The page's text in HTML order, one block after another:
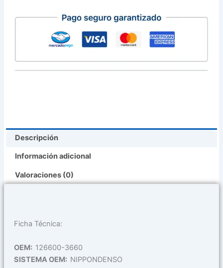
Descripción
Información adicional
Valoraciones (0)
Ficha Técnica:
OEM: 126600-3660
SISTEMA OEM: NIPPONDENSO